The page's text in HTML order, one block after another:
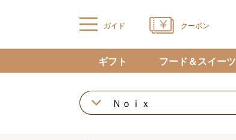
ガイド クーポン
ギフト フード＆スイーツ